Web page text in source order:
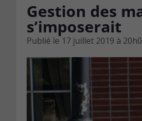
Gestion des
s’imposerait
Publié le 17 juillet 2019 à